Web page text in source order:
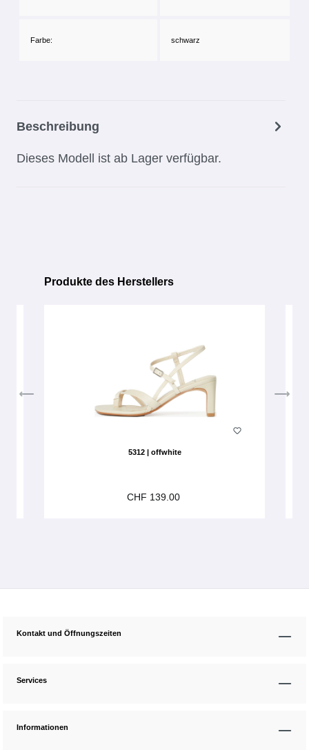
Farbe: schwarz
Beschreibung
Dieses Modell ist ab Lager verfügbar.
Produktgalerie überspringen
Produkte des Herstellers
5312 | offwhite
CHF 139.00
Kontakt und Öffnungszeiten
Services
Informationen